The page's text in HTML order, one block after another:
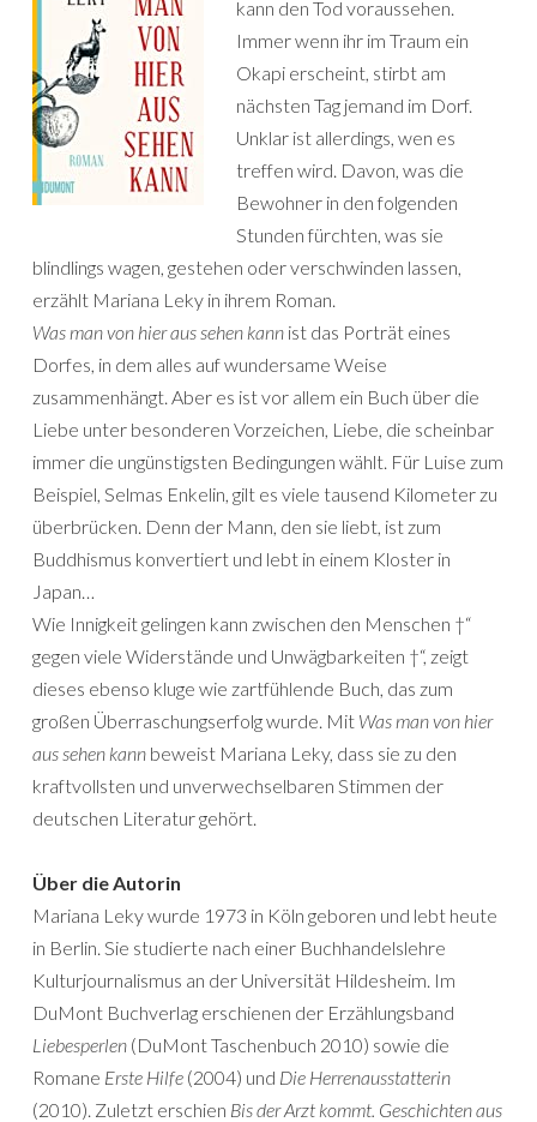
kann den Tod voraussehen.
Immer wenn ihr im Traum ein
Okapi erscheint, stirbt am
nächsten Tag jemand im Dorf.
Unklar ist allerdings, wen es
treffen wird. Davon, was die
Bewohner in den folgenden
Stunden fürchten, was sie
blindlings wagen, gestehen oder verschwinden lassen,
erzählt Mariana Leky in ihrem Roman.
Was man von hier aus sehen kann ist das Porträt eines
Dorfes, in dem alles auf wundersame Weise
zusammenhängt. Aber es ist vor allem ein Buch über die
Liebe unter besonderen Vorzeichen, Liebe, die scheinbar
immer die ungünstigsten Bedingungen wählt. Für Luise zum
Beispiel, Selmas Enkelin, gilt es viele tausend Kilometer zu
überbrücken. Denn der Mann, den sie liebt, ist zum
Buddhismus konvertiert und lebt in einem Kloster in
Japan…
Wie Innigkeit gelingen kann zwischen den Menschen †“
gegen viele Widerstände und Unwägbarkeiten †“, zeigt
dieses ebenso kluge wie zartfühlende Buch, das zum
großen Überraschungserfolg wurde. Mit Was man von hier
aus sehen kann beweist Mariana Leky, dass sie zu den
kraftvollsten und unverwechselbaren Stimmen der
deutschen Literatur gehört.
Über die Autorin
Mariana Leky wurde 1973 in Köln geboren und lebt heute
in Berlin. Sie studierte nach einer Buchhandelslehre
Kulturjournalismus an der Universität Hildesheim. Im
DuMont Buchverlag erschienen der Erzählungsband
Liebesperlen (DuMont Taschenbuch 2010) sowie die
Romane Erste Hilfe (2004) und Die Herrenausstatterin
(2010). Zuletzt erschien Bis der Arzt kommt. Geschichten aus